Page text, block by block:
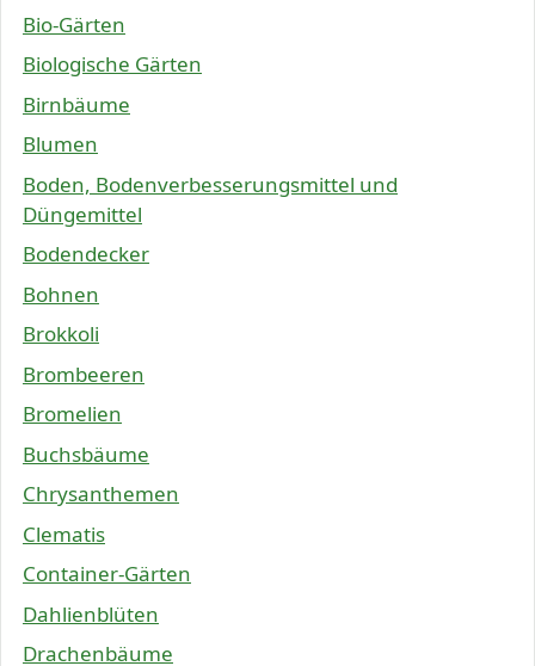
Bio-Gärten
Biologische Gärten
Birnbäume
Blumen
Boden, Bodenverbesserungsmittel und
Düngemittel
Bodendecker
Bohnen
Brokkoli
Brombeeren
Bromelien
Buchsbäume
Chrysanthemen
Clematis
Container-Gärten
Dahlienblüten
Drachenbäume